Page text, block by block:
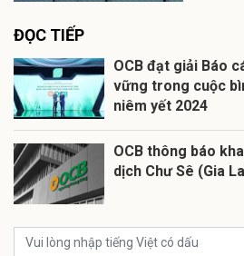
ĐỌC TIẾP
OCB đạt giải Báo
vững trong cuộc
niêm yết 2024
OCB thông báo
dịch Chư Sê (Gia